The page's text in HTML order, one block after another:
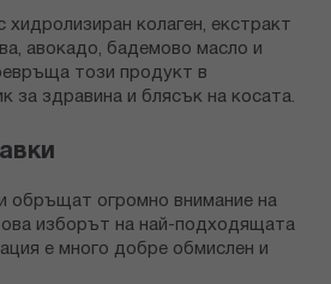
колаген, екстракт
авокадо, бадемово масло и
този продукт в
за здравина и блясък на косата.
обръщат огромно внимание на
изборът на най-подходящата
е много добре обмислен и